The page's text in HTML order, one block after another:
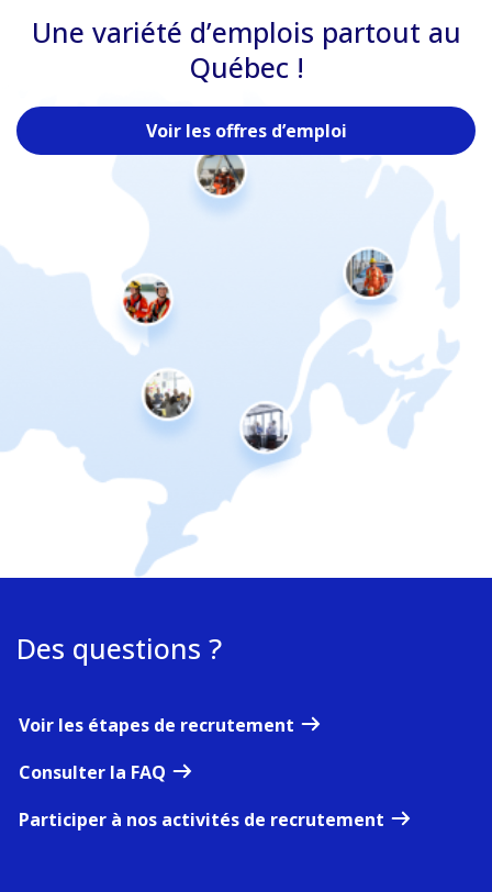
Une variété d’emplois partout au
Québec !
Voir les offres d’emploi
Des questions ?
Voir les étapes de recrutement
Consulter la FAQ
Participer à nos activités de recrutement